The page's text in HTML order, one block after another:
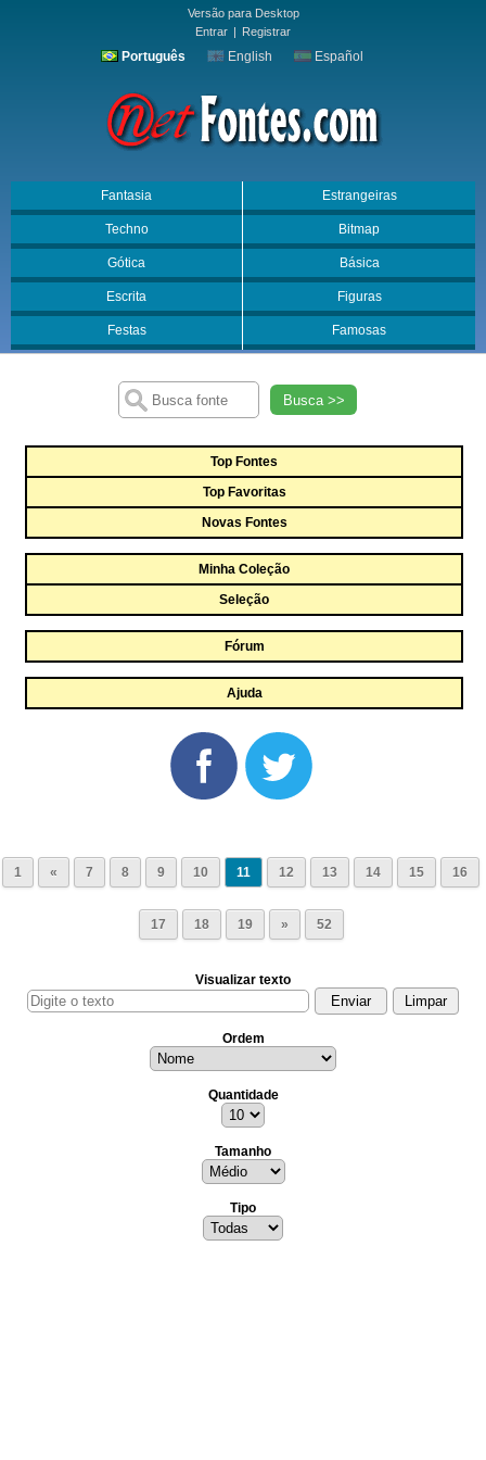
Versão para Desktop
Entrar | Registrar
Português English Español
Fantasia Estrangeiras
Techno Bitmap
Gótica Básica
Escrita Figuras
Festas Famosas
Busca >>
Top Fontes
Top Favoritas
Novas Fontes
Minha Coleção
Seleção
Fórum
Ajuda
1 « 7 8 9 10 11 12 13 14 15 16
17 18 19 » 52
Visualizar texto
Ordem
Quantidade
Tamanho
Tipo